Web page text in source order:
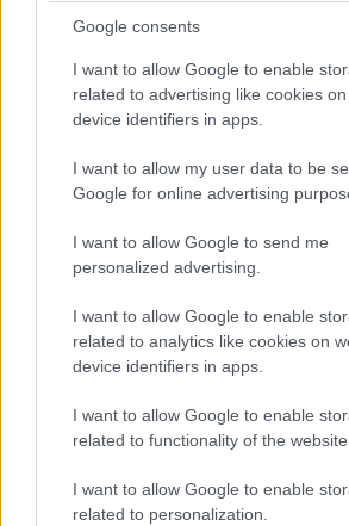
Google consents
I want to allow Google to enable
related to advertising like cookies
device identifiers in apps.
I want to allow my user data to be
Google for online advertising
I want to allow Google to send me
personalized advertising.
I want to allow Google to enable
related to analytics like cookies on
device identifiers in apps.
I want to allow Google to enable
related to functionality of the website
I want to allow Google to enable
related to personalization.
The Floor - Csak egy maradhat
2026. május 18. 17:45
2. évad 27. rész